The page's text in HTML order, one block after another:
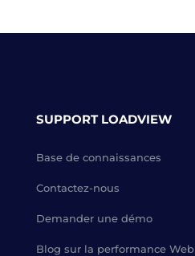
SUPPORT LOADVIEW
Base de connaissances
Contactez-nous
Demander une démo
Blog sur la performance Web